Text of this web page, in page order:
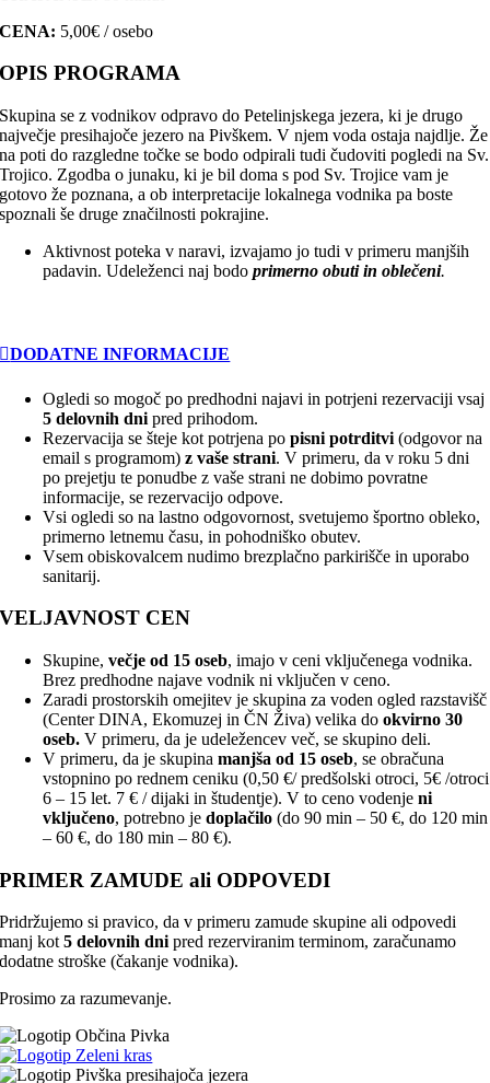
CENA: 5,00€ / osebo
OPIS PROGRAMA
Skupina se z vodnikov odpravo do Petelinjskega jezera, ki je drugo
največje presihajoče jezero na Pivškem. V njem voda ostaja najdlje. Že
na poti do razgledne točke se bodo odpirali tudi čudoviti pogledi na Sv.
Trojico. Zgodba o junaku, ki je bil doma s pod Sv. Trojice vam je
gotovo že poznana, a ob interpretacije lokalnega vodnika pa boste
spoznali še druge značilnosti pokrajine.
Aktivnost poteka v naravi, izvajamo jo tudi v primeru manjših
padavin. Udeleženci naj bodo primerno obuti in oblečeni.
DODATNE INFORMACIJE
Ogledi so mogoč po predhodni najavi in potrjeni rezervaciji vsaj
5 delovnih dni pred prihodom.
Rezervacija se šteje kot potrjena popisni potrditvi (odgovor na
email s programom)z vaše strani. V primeru, da v roku 5 dni
po prejetju te ponudbe z vaše strani ne dobimo povratne
informacije, se rezervacijo odpove.
Vsi ogledi so na lastno odgovornost, svetujemo športno obleko,
primerno letnemu času, in pohodniško obutev.
Vsem obiskovalcem nudimo brezplačno parkirišče in uporabo
sanitarij.
VELJAVNOST CEN
Skupine,večje od 15 oseb, imajo v ceni vključenega vodnika.
Brez predhodne najave vodnik ni vključen v ceno.
Zaradi prostorskih omejitev je skupina za voden ogled razstavišč
(Center DINA, Ekomuzej in ČN Živa) velika dookvirno 30
oseb.V primeru, da je udeležencev več, se skupino deli.
V primeru, da je skupinamanjša od 15 oseb, se obračuna
vstopnino po rednem ceniku (0,50 €/ predšolski otroci, 5€ /otroci
6 – 15 let. 7 € / dijaki in študentje). V to ceno vodenjeni
vključeno, potrebno jedoplačilo (do 90 min – 50 €, do 120 min
– 60 €, do 180 min – 80 €).
PRIMER ZAMUDE ali ODPOVEDI
Pridržujemo si pravico, da v primeru zamude skupine ali odpovedi
manj kot5 delovnih dnipred rezerviranim terminom, zaračunamo
dodatne stroške (čakanje vodnika).
Prosimo za razumevanje.